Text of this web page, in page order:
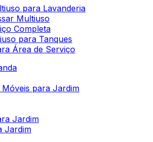
para Lavanderia
Multiuso
Completa
para Tanques
Área de Serviço
para Jardim
Jardim
Jardim